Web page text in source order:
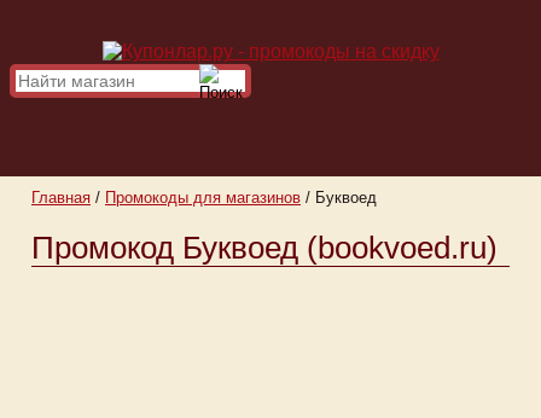
Главная / Промокоды для магазинов / Буквоед
Промокод Буквоед (bookvoed.ru)